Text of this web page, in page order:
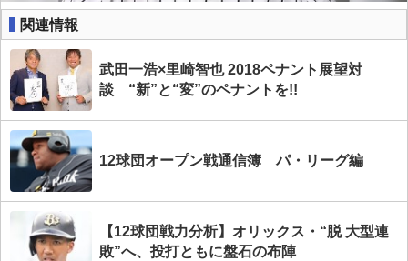
関連情報
武田一浩×里崎智也 2018ペナント展望対
談 “新”と“変”のペナントを!!
12球団オープン戦通信簿 パ・リーグ編
【12球団戦力分析】オリックス・“脱 大型連
敗”へ、投打ともに盤石の布陣